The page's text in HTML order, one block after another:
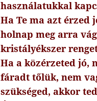
használatukkal
Ha Te ma azt érzed
holnap meg arra
kristályékszer
Ha a közérzeted jó,
fáradt tőlük, nem
szükséged, akkor